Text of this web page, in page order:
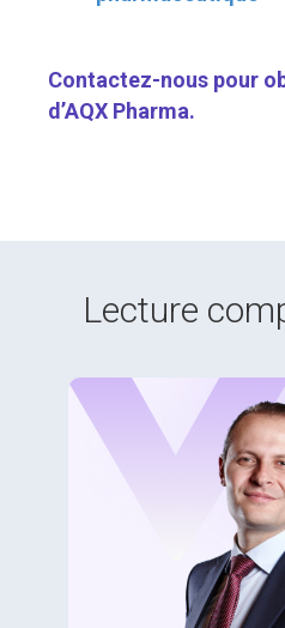
Contactez-nous pour
d’AQX Pharma.
Lecture